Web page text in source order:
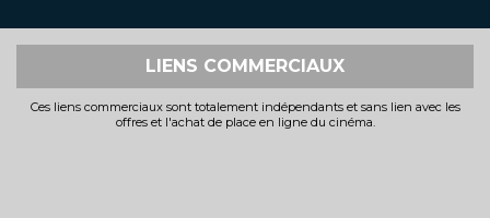
LIENS COMMERCIAUX
Ces liens commerciaux sont totalement indépendants et sans lien avec les
offres et l'achat de place en ligne du cinéma.